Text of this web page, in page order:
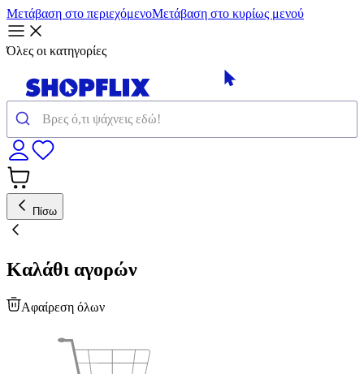
Μετάβαση στο περιεχόμενοΜετάβαση στο κυρίως μενού
Όλες οι κατηγορίες
Πίσω
Καλάθι αγορών
Αφαίρεση όλων